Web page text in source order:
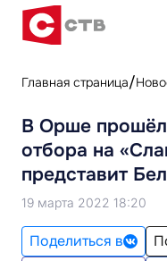
Главная страница
В Орше прошёл
отбора на
представит
19 марта 2022 18:20
Поделиться в